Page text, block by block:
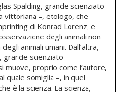
Spalding, grande scienziato
vittoriana –, etologo, che
di Konrad Lorenz, e
degli animali non
animali umani. Dall’altra,
grande scienziato
muove, proprio come l’autore,
quale somiglia –, in quel
è la scienza. La scienza,